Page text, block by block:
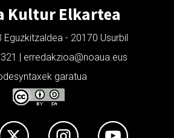
Kultur Elkartea
Eguzkitzaldea - 20170 Usurbil
| erredakzioa@noaua.eus
garatua